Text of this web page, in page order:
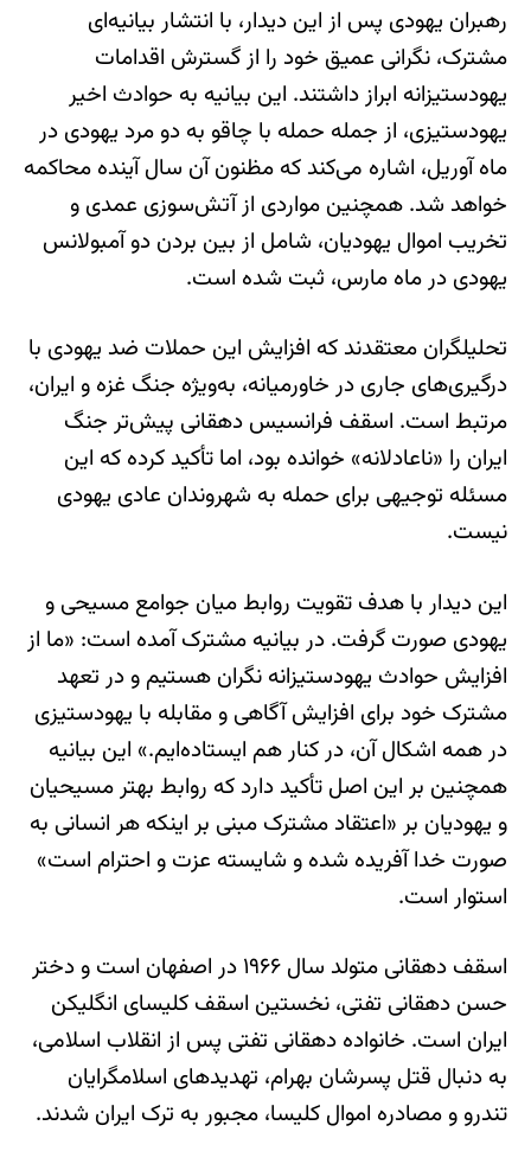
رهبران یهودی پس از این دیدار، با انتشار بیانیه‌ای
مشترک، نگرانی عمیق خود را از گسترش اقدامات
یهودستیزانه ابراز داشتند. این بیانیه به حوادث اخیر
یهودستیزی، از جمله حمله با چاقو به دو مرد یهودی در
ماه آوریل، اشاره می‌کند که مظنون آن سال آینده محاکمه
خواهد شد. همچنین مواردی از آتش‌سوزی عمدی و
تخریب اموال یهودیان، شامل از بین بردن دو آمبولانس
یهودی در ماه مارس، ثبت شده است.
تحلیلگران معتقدند که افزایش این حملات ضد یهودی با
درگیری‌های جاری در خاورمیانه، به‌ویژه جنگ غزه و ایران،
مرتبط است. اسقف فرانسیس دهقانی پیش‌تر جنگ
ایران را «ناعادلانه» خوانده بود، اما تأکید کرده که این
مسئله توجیهی برای حمله به شهروندان عادی یهودی
نیست.
این دیدار با هدف تقویت روابط میان جوامع مسیحی و
یهودی صورت گرفت. در بیانیه مشترک آمده است: «ما از
افزایش حوادث یهودستیزانه نگران هستیم و در تعهد
مشترک خود برای افزایش آگاهی و مقابله با یهودستیزی
در همه اشکال آن، در کنار هم ایستاده‌ایم.» این بیانیه
همچنین بر این اصل تأکید دارد که روابط بهتر مسیحیان
و یهودیان بر «اعتقاد مشترک مبنی بر اینکه هر انسانی به
صورت خدا آفریده شده و شایسته عزت و احترام است»
استوار است.
اسقف دهقانی متولد سال ۱۹۶۶ در اصفهان است و دختر
حسن دهقانی تفتی، نخستین اسقف کلیسای انگلیکن
ایران است. خانواده دهقانی تفتی پس از انقلاب اسلامی،
به دنبال قتل پسرشان بهرام، تهدیدهای اسلامگرایان
تندرو و مصادره اموال کلیسا، مجبور به ترک ایران شدند.